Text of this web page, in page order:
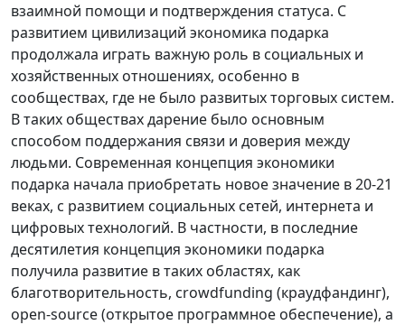
взаимной помощи и подтверждения статуса. С
развитием цивилизаций экономика подарка
продолжала играть важную роль в социальных и
хозяйственных отношениях, особенно в
сообществах, где не было развитых торговых систем.
В таких обществах дарение было основным
способом поддержания связи и доверия между
людьми. Современная концепция экономики
подарка начала приобретать новое значение в 20-21
веках, с развитием социальных сетей, интернета и
цифровых технологий. В частности, в последние
десятилетия концепция экономики подарка
получила развитие в таких областях, как
благотворительность, crowdfunding (краудфандинг),
open-source (открытое программное обеспечение), а